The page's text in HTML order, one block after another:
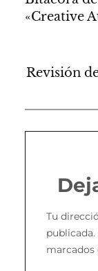
«Creative
Revisión
Tu
publicada.
marcados